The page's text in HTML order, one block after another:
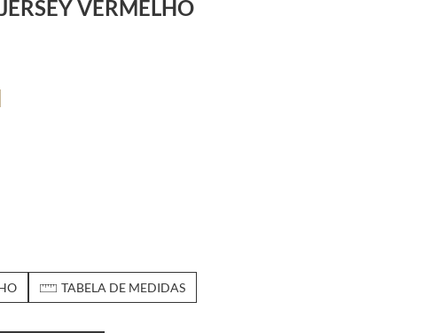
VERMELHO
TABELA DE MEDIDAS